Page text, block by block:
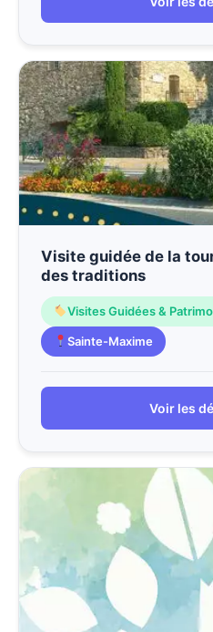
Visite guidée de la
des traditions
Visites Guidées &
Sainte-Maxime
Voir les